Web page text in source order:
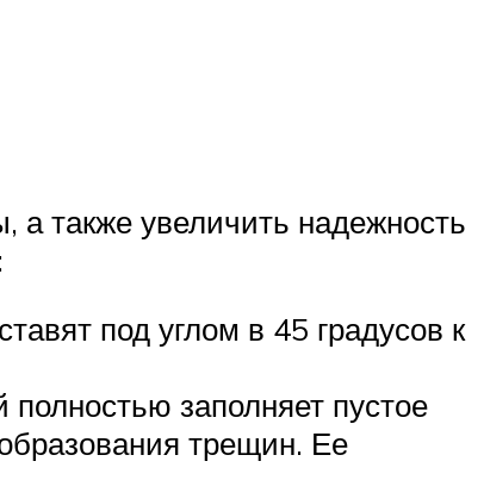
а также увеличить надежность
:
под углом в 45 градусов к
заполняет пустое
трещин. Ее